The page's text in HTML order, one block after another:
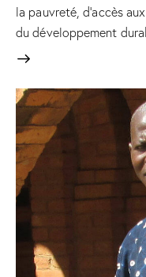
la pauvreté, d’accès
du développement